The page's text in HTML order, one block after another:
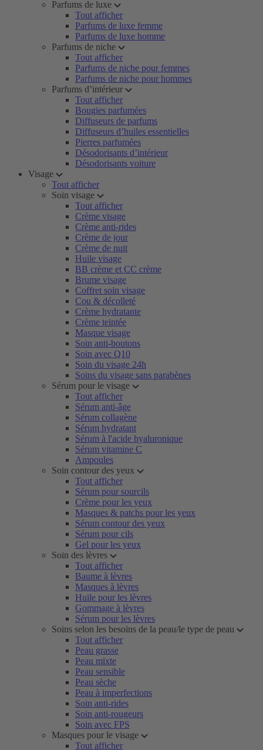
Parfums de luxe
Tout afficher
Parfums de luxe femme
Parfums de luxe homme
Parfums de niche
Tout afficher
Parfums de niche pour femmes
Parfums de niche pour hommes
Parfums d’intérieur
Tout afficher
Bougies parfumées
Diffuseurs de parfums
Diffuseurs d’huiles essentielles
Pierres parfumées
Désodorisants d’intérieur
Désodorisants voiture
Visage
Tout afficher
Soin visage
Tout afficher
Crème visage
Crème anti-rides
Crème de jour
Crème de nuit
Huile visage
BB crème et CC crème
Brume visage
Coffret soin visage
Cou & décolleté
Crème hydratante
Crème teintée
Masque visage
Soin anti-boutons
Soin avec Q10
Soin du visage 24h
Soins du visage sans parabènes
Sérum pour le visage
Tout afficher
Sérum anti-âge
Sérum collagène
Sérum hydratant
Sérum à l'acide hyaluronique
Sérum vitamine C
Ampoules
Soin contour des yeux
Tout afficher
Sérum pour sourcils
Crème pour les yeux
Masques & patchs pour les yeux
Sérum contour des yeux
Sérum pour cils
Gel pour les yeux
Soin des lèvres
Tout afficher
Baume à lèvres
Masques à lèvres
Huile pour les lèvres
Gommage à lèvres
Sérum pour les lèvres
Soins selon les besoins de la peau/le type de peau
Tout afficher
Peau grasse
Peau mixte
Peau sensible
Peau sèche
Peau à imperfections
Soin anti-rides
Soin anti-rougeurs
Soin avec FPS
Masques pour le visage
Tout afficher